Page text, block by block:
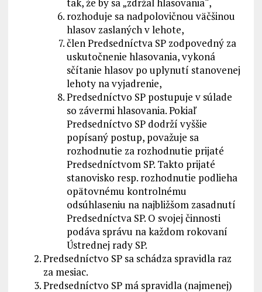
rozhoduje sa nadpolovičnou väčšinou
hlasov zaslaných v lehote,
člen Predsedníctva SP zodpovedný za
uskutočnenie hlasovania, vykoná
sčítanie hlasov po uplynutí stanovenej
lehoty na vyjadrenie,
Predsedníctvo SP postupuje v súlade
so závermi hlasovania. Pokiaľ
Predsedníctvo SP dodrží vyššie
popísaný postup, považuje sa
rozhodnutie za rozhodnutie prijaté
Predsedníctvom SP. Takto prijaté
stanovisko resp. rozhodnutie podlieha
opätovnému kontrolnému
odsúhlaseniu na najbližšom zasadnutí
Predsedníctva SP. O svojej činnosti
podáva správu na každom rokovaní
Ústrednej rady SP.
Predsedníctvo SP sa schádza spravidla raz
za mesiac.
Predsedníctvo SP má spravidla (najmenej)